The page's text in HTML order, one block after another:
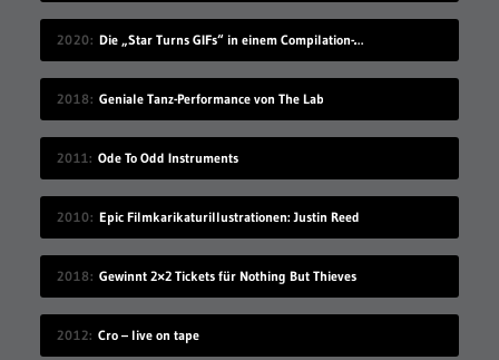
2020 Die „Star Turns GIFs“ in einem Compilation-Video
2018 Geniale Tanz-Performance von The Lab
2011 Ode To Odd Instruments
2010 Epic Filmkarikaturillustrationen: Justin Reed
2018 Gewinnt 2×2 Tickets für Nothing But Thieves
2012 Cro – live on tape